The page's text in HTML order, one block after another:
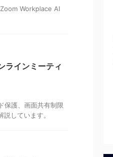
Workplace AI
ラインミーティ
保護、画面共有制限
しています。